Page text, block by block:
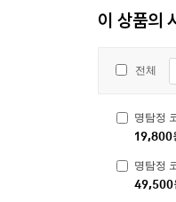
이 상품의
전체
명탐정
19,800
명탐정
49,500